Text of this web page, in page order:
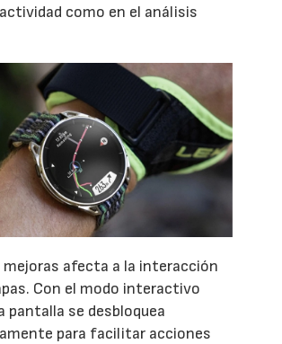
como en el análisis
mejoras afecta a la interacción
Con el modo interactivo
pantalla se desbloquea
para facilitar acciones